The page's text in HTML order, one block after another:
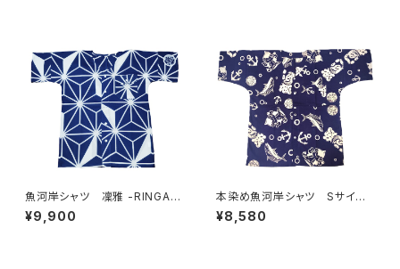
魚河岸シャツ 凜雅 -RINGA-
プレミアムシリーズ① 麻かざぐ
るま Mサイズ 認定証付き
¥9,900
本染め魚河岸シャツ Sサイ
ズ 認定証付き 木綿晒 やい
ちゃん 海ものがたり 紺×
¥8,580